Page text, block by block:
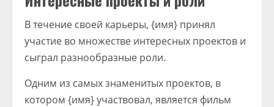
В течение своей карьеры, {имя} принял
участие во множестве интересных проектов и
сыграл разнообразные роли.
Одним из самых знаменитых проектов, в
котором {имя} участвовал, является фильм